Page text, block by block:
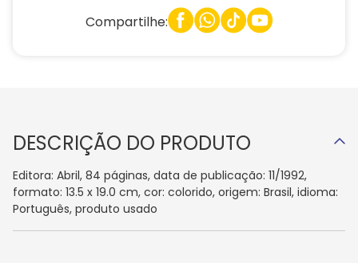
Compartilhe:
DESCRIÇÃO DO PRODUTO
Editora: Abril, 84 páginas, data de publicação: 11/1992,
formato: 13.5 x 19.0 cm, cor: colorido, origem: Brasil, idioma:
Português, produto usado